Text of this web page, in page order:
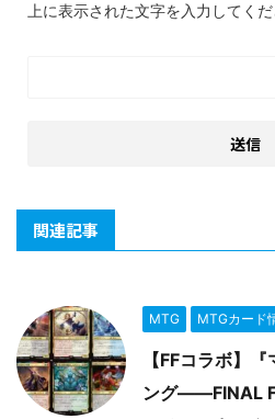
上に表示された文字を入力してくだ
関連記事
MTG MTGカード
【FFコラボ】
ング――FINAL